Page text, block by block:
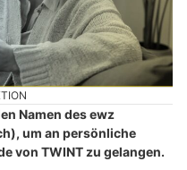
Namen des ewz
um an persönliche
von TWINT zu gelangen.